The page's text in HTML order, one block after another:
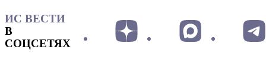
ИС ВЕСТИ
В
СОЦСЕТЯХ